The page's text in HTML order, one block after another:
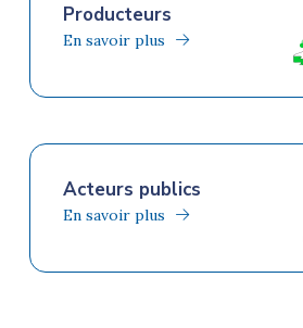
Producteurs
En savoir plus
Acteurs publics
En savoir plus